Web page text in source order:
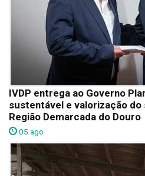
IVDP entrega ao Governo
sustentável e valorização
Região Demarcada do Douro
05 ago